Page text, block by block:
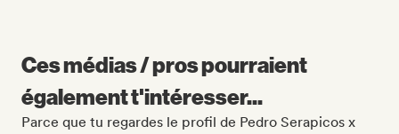
Ces médias / pros pourraient
également t'intéresser...
Parce que tu regardes le profil de Pedro Serapicos x